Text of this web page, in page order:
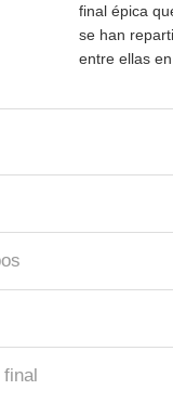
final épica
se han
entre ellas en